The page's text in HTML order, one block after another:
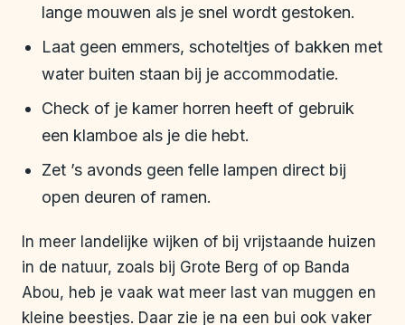
lange mouwen als je snel wordt gestoken.
Laat geen emmers, schoteltjes of bakken met
water buiten staan bij je accommodatie.
Check of je kamer horren heeft of gebruik
een klamboe als je die hebt.
Zet ’s avonds geen felle lampen direct bij
open deuren of ramen.
In meer landelijke wijken of bij vrijstaande huizen
in de natuur, zoals bij Grote Berg of op Banda
Abou, heb je vaak wat meer last van muggen en
kleine beestjes. Daar zie je na een bui ook vaker